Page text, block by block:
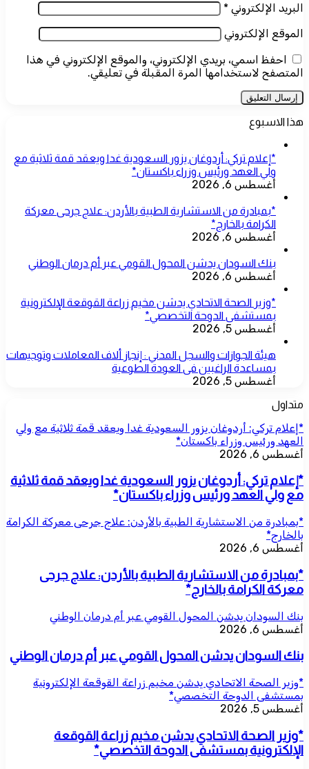
البريد الإلكتروني *
الموقع الإلكتروني
احفظ اسمي، بريدي الإلكتروني، والموقع الإلكتروني في هذا
المتصفح لاستخدامها المرة المقبلة في تعليقي.
هذا الاسبوع
*إعلام تركي: أردوغان يزور السعودية غدا ويعقد قمة ثلاثية مع
ولي العهد ورئيس وزراء باكستان*
أغسطس 6, 2026
*بمبادرة من الاستشارية الطبية بالأردن: علاج جرحى معركة
الكرامة بالخارج*
أغسطس 6, 2026
بنك السودان يدشن المحول القومي عبر أم درمان الوطني
أغسطس 6, 2026
*وزير الصحة الاتحادي يدشن مخيم زراعة القوقعة الإلكترونية
بمستشفى الدوحة التخصصي*
أغسطس 5, 2026
هيئة الجوازات والسجل المدني : إنجاز ألاف المعاملات وتوجيهات
بمساعدة الراغبين فى العودة الطوعية
أغسطس 5, 2026
متداول
*إعلام تركي: أردوغان يزور السعودية غدا ويعقد قمة ثلاثية مع ولي
العهد ورئيس وزراء باكستان*
أغسطس 6, 2026
*إعلام تركي: أردوغان يزور السعودية غدا ويعقد قمة ثلاثية
مع ولي العهد ورئيس وزراء باكستان*
*بمبادرة من الاستشارية الطبية بالأردن: علاج جرحى معركة الكرامة
بالخارج*
أغسطس 6, 2026
*بمبادرة من الاستشارية الطبية بالأردن: علاج جرحى
معركة الكرامة بالخارج*
بنك السودان يدشن المحول القومي عبر أم درمان الوطني
أغسطس 6, 2026
بنك السودان يدشن المحول القومي عبر أم درمان الوطني
*وزير الصحة الاتحادي يدشن مخيم زراعة القوقعة الإلكترونية
بمستشفى الدوحة التخصصي*
أغسطس 5, 2026
*وزير الصحة الاتحادي يدشن مخيم زراعة القوقعة
الإلكترونية بمستشفى الدوحة التخصصي*